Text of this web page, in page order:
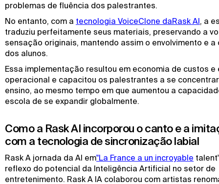
problemas de fluência dos palestrantes.
No entanto, com a tecnologia VoiceClone daRask AI, a
traduziu perfeitamente seus materiais, preservando a
sensação originais, mantendo assim o envolvimento e a
dos alunos.
Essa implementação resultou em economia de custos e
operacional e capacitou os palestrantes a se
ensino, ao mesmo tempo em que aumentou a
escola de se expandir globalmente.
Como a Rask AI incorporou o canto e a
com a tecnologia de sincronização labial
Rask A jornada da AI em"La France a un incroyable
reflexo do potencial da Inteligência Artificial no setor de
entretenimento. Rask A IA colaborou com artistas